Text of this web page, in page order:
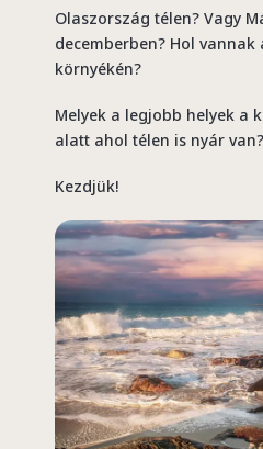
Olaszország télen?Vagy
decemberben?Hol vannak
környékén?
Melyek a legjobb helyek a
alatt ahol télen is nyár van?
Kezdjük!